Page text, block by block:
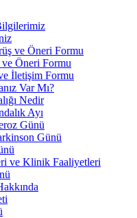
ve Öneri Formu
Öneri Formu
İletişim Formu
Var Mı?
Nedir
Ayı
Günü
Günü
ve Klinik Faaliyetleri